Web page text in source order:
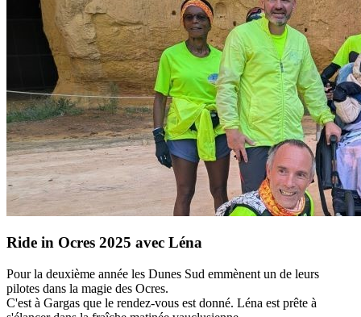
Ride in Ocres 2025 avec Léna
Pour la deuxième année les Dunes Sud emmènent un de leurs
pilotes dans la magie des Ocres.
C'est à Gargas que le rendez-vous est donné. Léna est prête à